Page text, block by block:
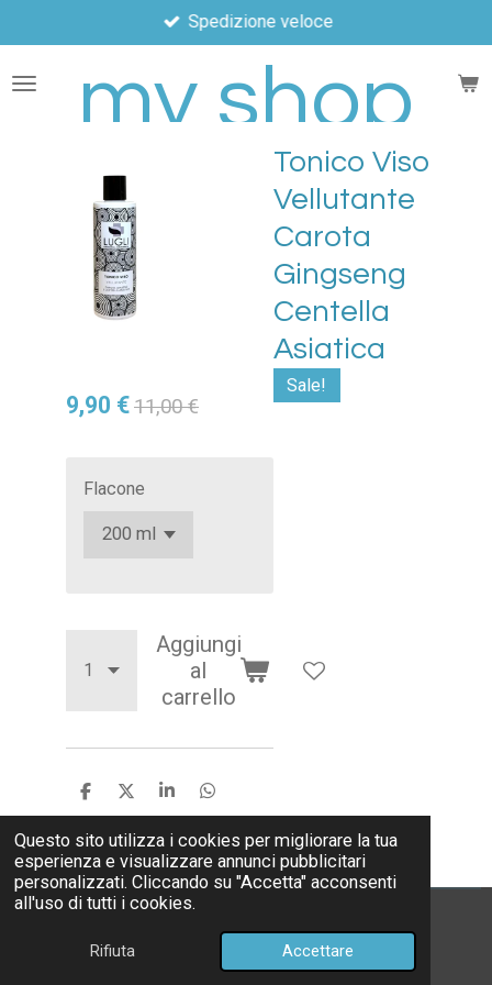
Questo sito utilizza i cookies per migliorare la tua
esperienza e visualizzare annunci pubblicitari
personalizzati. Cliccando su "Accetta" acconsenti
all'uso di tutti i cookies.
Rifiuta Accettare
al
contenuto
principalemy shop
Spedizione veloce
Tonico Viso
Vellutante
Carota
Gingseng
Centella
Asiatica
Sale!
9,90 €11,00 €
Flacone
Aggiungi
al
carrello
C
o
n
d
i
v
C
o
n
d
i
v
i
i
C
o
n
d
i
v
i
C
o
n
d
i
v
Webador